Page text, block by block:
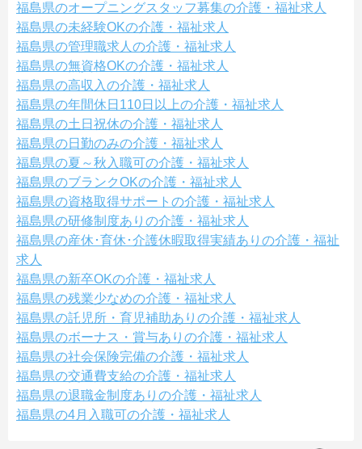
福島県のオープニングスタッフ募集の介護・福祉求人
福島県の未経験OKの介護・福祉求人
福島県の管理職求人の介護・福祉求人
福島県の無資格OKの介護・福祉求人
福島県の高収入の介護・福祉求人
福島県の年間休日110日以上の介護・福祉求人
福島県の土日祝休の介護・福祉求人
福島県の日勤のみの介護・福祉求人
福島県の夏～秋入職可の介護・福祉求人
福島県のブランクOKの介護・福祉求人
福島県の資格取得サポートの介護・福祉求人
福島県の研修制度ありの介護・福祉求人
福島県の産休･育休･介護休暇取得実績ありの介護・福祉
求人
福島県の新卒OKの介護・福祉求人
福島県の残業少なめの介護・福祉求人
福島県の託児所・育児補助ありの介護・福祉求人
福島県のボーナス・賞与ありの介護・福祉求人
福島県の社会保険完備の介護・福祉求人
福島県の交通費支給の介護・福祉求人
福島県の退職金制度ありの介護・福祉求人
福島県の4月入職可の介護・福祉求人